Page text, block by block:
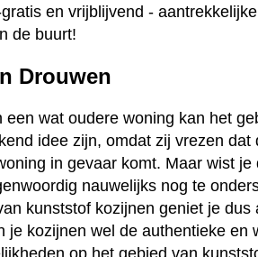
en vrijblijvend -
de buurt!
Drouwen
wat oudere woning kan het
idee zijn, omdat zij vrezen dat
in gevaar komt. Maar wist je
nauwelijks nog te
kunststof kozijnen geniet je dus
je kozijnen wel de authentieke en
op het gebied van